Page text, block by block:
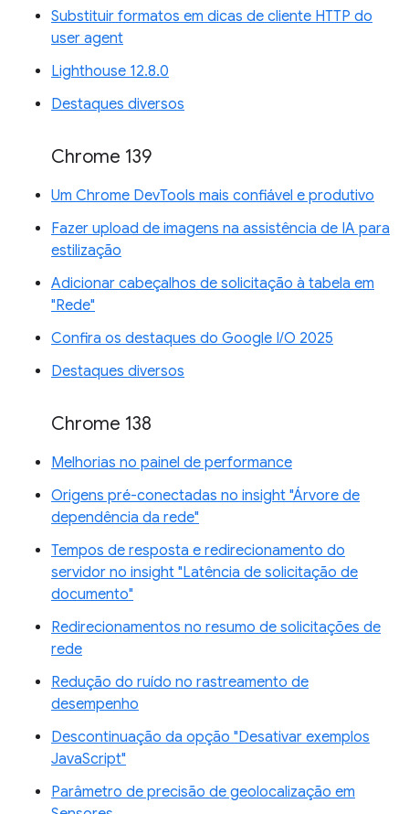
Substituir formatos em dicas de cliente HTTP do
user agent
Lighthouse 12.8.0
Destaques diversos
Chrome 139
Um Chrome DevTools mais confiável e produtivo
Fazer upload de imagens na assistência de IA para
estilização
Adicionar cabeçalhos de solicitação à tabela em
"Rede"
Confira os destaques do Google I/O 2025
Destaques diversos
Chrome 138
Melhorias no painel de performance
Origens pré-conectadas no insight "Árvore de
dependência da rede"
Tempos de resposta e redirecionamento do
servidor no insight "Latência de solicitação de
documento"
Redirecionamentos no resumo de solicitações de
rede
Redução do ruído no rastreamento de
desempenho
Descontinuação da opção "Desativar exemplos
JavaScript"
Parâmetro de precisão de geolocalização em